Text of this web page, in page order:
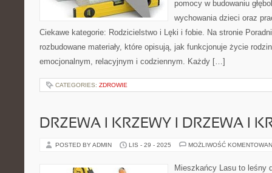
pomocy w budowaniu
wychowania dzieci oraz
Ciekawe kategorie: Rodzicielstwo i Lęki i fobie. Na stronie
rozbudowane materiały, które opisują, jak funkcjonuje życie
emocjonalnym, relacyjnym i codziennym. Każdy […]
CATEGORIES: ZDROWIE
DRZEWA I KRZEWY I DRZEWA I
POSTED BY ADMIN LIS - 29 - 2025 MOŻLIWOŚĆ
Mieszkańcy Lasu to leśny